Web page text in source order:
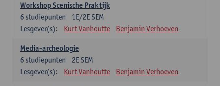
Workshop Scenische Praktijk
1E/2E SEM
6 studiepunten
Lesgever(s):
Kurt Vanhoutte Benjamin Verhoeven
Media-archeologie
2E SEM
6 studiepunten
Lesgever(s):
Kurt Vanhoutte Benjamin Verhoeven